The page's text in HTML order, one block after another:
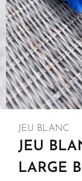
JEU BLANC
JEU
LARGE